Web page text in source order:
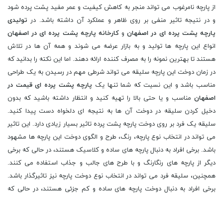
از پارچه نامرغوب می تواند منجر به کاهش کیفیت و عمر مفید پشت پرده شود
و در نتیجه تاثیر منفی بر روی ظاهر و عملکرد آن داشته باشد. در تولیدی
پارچه پشت پرده ای در اصفهانو کارخانه پارچه پشت پرده ای در اصفهان
انواع این پارچه ها تولید و به بازار عرضه می شوند و همه آن ها در تلاش
هستند تا بهترین نمونه را به مصرف کننده ارائه دهند. اما این نکته را بدانید که
در زمان دوخت این پارچه سلیقه می تواند شرطی مهم در رسیدن به یک طراحی
مناسب باشد و این نسیت که شما تنها یک پارچه پشت پرده ای قیمت در
اصفهان مناسب و یا حتی بالا را تهیه کنید و انتظار داشته باشید که بدون
دخیل کردن سلیقه در دوخت آن ها به نتیجه ای دلخواه دست پیدا کنید.
سلیقه یک فرد بر روی دوخت پارچه پشت پرده تاثیر بسیار زیادی دارد. این تاثیر
می تواند در انتخاب نوع پارچه، رنگ، طرح و الگوی دوخت این پارچه ها مشهود
باشد. برخی افراد به دنبال پارچه های ساده و کلاسیک هستند، در حالی که برخی
دیگر از پارچه های رنگارنگ و با طرح های جالب و جذاب استفاده می کنند.
همچنین، سلیقه فرد می تواند در انتخاب نوع دوخت پارچه نیز تاثیرگذار باشد.
برخی افراد به دنبال دوخت پارچه های ساده و کم جزئی هستند، در حالی که